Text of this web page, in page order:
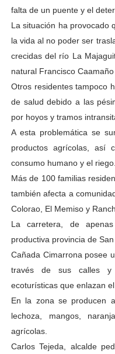
falta de un puente y el
La situación ha provocado
la vida al no poder ser
crecidas del río La
natural Francisco Caamaño
Otros residentes tampoco
de salud debido a las
por hoyos y tramos
A esta problemática se
productos agrícolas, así
consumo humano y el riego.
Más de 100 familias
también afecta a
Colorao, El Memiso y
La carretera, de
productiva provincia de San
Cañada Cimarrona posee
través de sus calles y
ecoturísticas que enlazan
En la zona se producen
lechoza, mangos,
agrícolas.
Carlos Tejeda, alcalde